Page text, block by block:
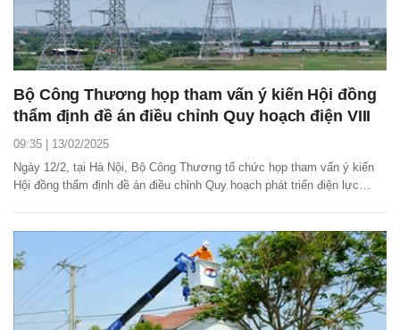
Bộ Công Thương họp tham vấn ý kiến Hội đồng
thẩm định đề án điều chỉnh Quy hoạch điện VIII
09:35 | 13/02/2025
Ngày 12/2, tại Hà Nội, Bộ Công Thương tổ chức họp tham vấn ý kiến
Hội đồng thẩm định đề án điều chỉnh Quy hoạch phát triển điện lực